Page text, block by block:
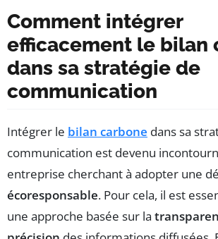
Comment intégrer
efficacement le bilan
dans sa stratégie de
communication
Intégrer le bilan carbone dans sa
communication est devenu
entreprise cherchant à adopter une
écoresponsable. Pour cela, il est
une approche basée sur la